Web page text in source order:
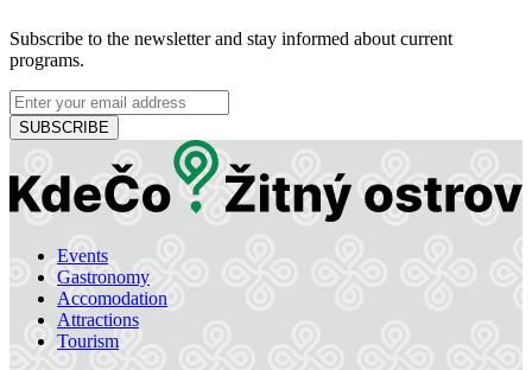
ConcertCultural event
Thermalpark Dunajská Streda
Dunajská Streda, 01
Subscribe to the newsletter and stay informed about current
programs.
SUBSCRIBE
Events
Gastronomy
Accomodation
Attractions
Tourism